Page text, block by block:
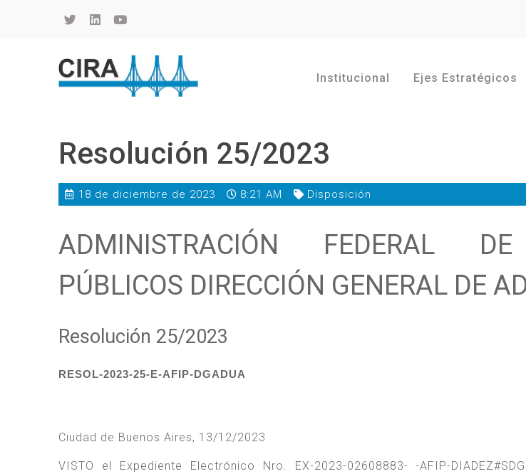
Institucional Ejes Estratégicos
Resolución 25/2023
18 de diciembre de 2023 8:21 AM Disposición
ADMINISTRACIÓN FEDERAL DE
PÚBLICOS DIRECCIÓN GENERAL DE
Resolución 25/2023
RESOL-2023-25-E-AFIP-DGADUA
Ciudad de Buenos Aires, 13/12/2023
VISTO el Expediente Electrónico Nro. EX-2023-02608883- -AFIP-